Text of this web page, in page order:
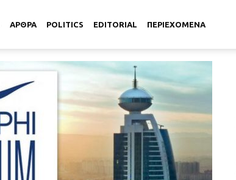
ΑΡΘΡΑ POLITICS EDITORIAL ΠΕΡΙΕΧΟΜΕΝΑ